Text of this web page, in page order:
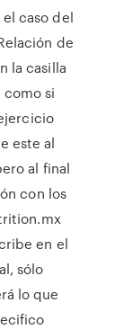
el caso del
de
la casilla
si
este al
al final
con los
en el
sólo
lo que